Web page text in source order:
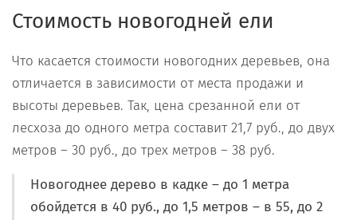
Стоимость новогодней ели
Что касается стоимости новогодних деревьев, она
отличается в зависимости от места продажи и
высоты деревьев. Так, цена срезанной ели от
лесхоза до одного метра составит 21,7 руб., до двух
метров – 30 руб., до трех метров – 38 руб.
Новогоднее дерево в кадке – до 1 метра
обойдется в 40 руб., до 1,5 метров – в 55, до 2